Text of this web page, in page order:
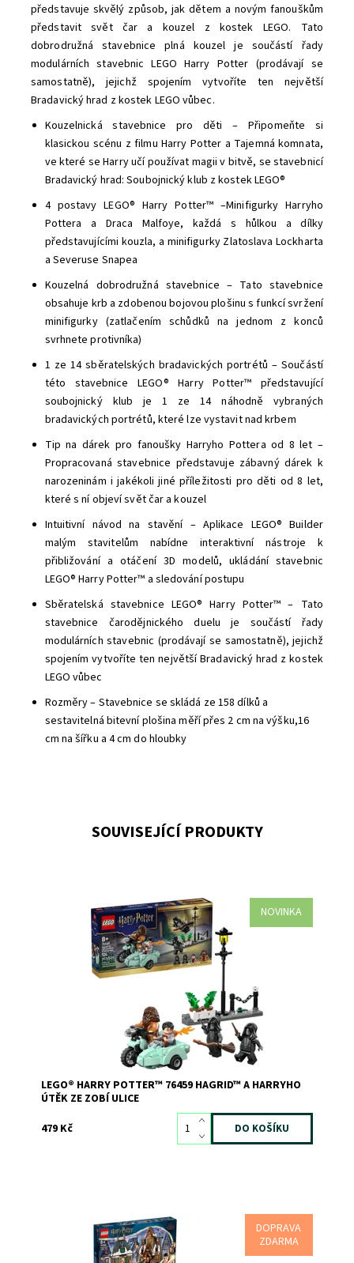
představuje skvělý způsob, jak dětem a novým fanouškům
představit svět čar a kouzel z kostek LEGO. Tato
dobrodružná stavebnice plná kouzel je součástí řady
modulárních stavebnic LEGO Harry Potter (prodávají se
samostatně), jejichž spojením vytvoříte ten největší
Bradavický hrad z kostek LEGO vůbec.
Kouzelnická stavebnice pro děti – Připomeňte si
klasickou scénu z filmu Harry Potter a Tajemná komnata,
ve které se Harry učí používat magii v bitvě, se stavebnicí
Bradavický hrad: Soubojnický klub z kostek LEGO®
4 postavy LEGO® Harry Potter™ –Minifigurky Harryho
Pottera a Draca Malfoye, každá s hůlkou a dílky
představujícími kouzla, a minifigurky Zlatoslava Lockharta
a Severuse Snapea
Kouzelná dobrodružná stavebnice – Tato stavebnice
obsahuje krb a zdobenou bojovou plošinu s funkcí svržení
minifigurky (zatlačením schůdků na jednom z konců
svrhnete protivníka)
1 ze 14 sběratelských bradavických portrétů – Součástí
této stavebnice LEGO® Harry Potter™ představující
soubojnický klub je 1 ze 14 náhodně vybraných
bradavických portrétů, které lze vystavit nad krbem
Tip na dárek pro fanoušky Harryho Pottera od 8 let –
Propracovaná stavebnice představuje zábavný dárek k
narozeninám i jakékoli jiné příležitosti pro děti od 8 let,
které s ní objeví svět čar a kouzel
Intuitivní návod na stavění – Aplikace LEGO® Builder
malým stavitelům nabídne interaktivní nástroje k
přibližování a otáčení 3D modelů, ukládání stavebnic
LEGO® Harry Potter™ a sledování postupu
Sběratelská stavebnice LEGO® Harry Potter™ – Tato
stavebnice čarodějnického duelu je součástí řady
modulárních stavebnic (prodávají se samostatně), jejichž
spojením vytvoříte ten největší Bradavický hrad z kostek
LEGO vůbec
Rozměry – Stavebnice se skládá ze 158 dílků a
sestavitelná bitevní plošina měří přes 2 cm na výšku,16
cm na šířku a 4 cm do hloubky
SOUVISEJÍCÍ PRODUKTY
NOVINKA
Připomeňte si útěk Hagrida a Harryho Pottera ze Zobí
ulice před Smrtijedy z filmu Harry Potter a Relikvie smrti
s touto stavebnicí LEGO® Harry Potter™
Dostupnost:
Skladem>3
LEGO® HARRY POTTER™ 76459 HAGRID™ A HARRYHO
ÚTĚK ZE ZOBÍ ULICE
479 Kč
DOPRAVA
ZDARMA
Stavebnice LEGO® Harry Potter™ 76388 Výlet do
Prasinek, ve které nechybí Medový ráj a hospoda U Tří